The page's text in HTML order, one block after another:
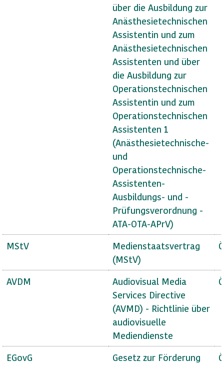
über die Ausbildung zur
Anästhesietechnischen
Assistentin und zum
Anästhesietechnischen
Assistenten und über
die Ausbildung zur
Operationstechnischen
Assistentin und zum
Operationstechnischen
Assistenten 1
(Anästhesietechnische-
und
Operationstechnische-
Assistenten-
Ausbildungs- und -
Prüfungsverordnung -
ATA-OTA-APrV)
MStV
Medienstaatsvertrag
(MStV)
AVDM
Audiovisual Media
Services Directive
(AVMD) - Richtlinie über
audiovisuelle
Mediendienste
EGovG
Gesetz zur Förderung